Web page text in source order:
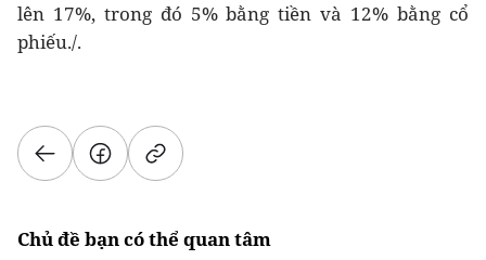
lên 17%, trong đó 5% bằng tiền và 12% bằng cổ
phiếu./.
Chủ đề bạn có thể quan tâm